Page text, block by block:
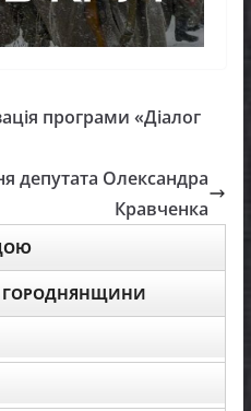
програми «Діалог
депутата Олександра
Кравченка
ГОРОДНЯНЩИНИ